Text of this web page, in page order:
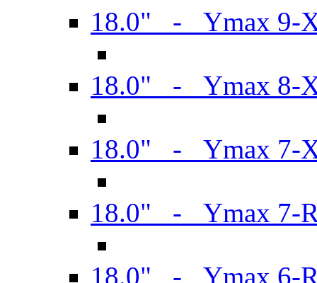
18.0" - Ymax 9-
18.0" - Ymax 8-
18.0" - Ymax 7-
18.0" - Ymax 7-
18.0" - Ymax 6-